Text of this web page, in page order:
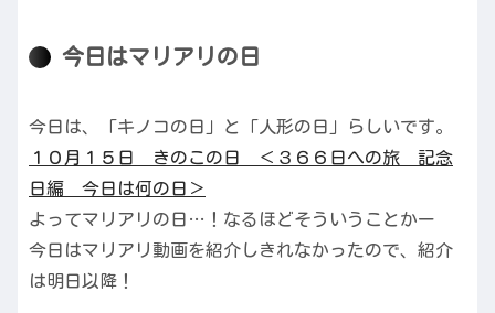
今日はマリアリの日
今日は、「キノコの日」と「人形の日」らしいです。
１０月１５日 きのこの日 ＜３６６日への旅 記念
日編 今日は何の日＞
よってマリアリの日…！なるほどそういうことかー
今日はマリアリ動画を紹介しきれなかったので、紹介
は明日以降！